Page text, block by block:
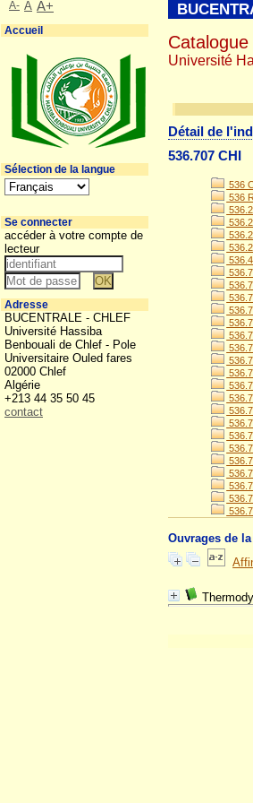
Détail de
536.707 CHI
536
536
536.7
536.7
536.7
Ouvrages de
Université
A- A A+
Accueil
Sélection de la langue
Se connecter
accéder à votre compte de
lecteur
Adresse
BUCENTRALE - CHLEF
Université Hassiba
Benbouali de Chlef - Pole
Universitaire Ouled fares
02000 Chlef
Algérie
+213 44 35 50 45
contact